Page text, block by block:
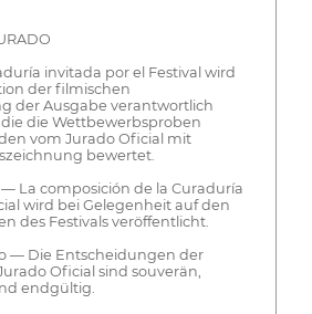
invitada por el Festival wird
der filmischen
der Ausgabe verantwortlich
die die Wettbewerbsproben
vom Jurado Oficial mit
bewertet.
La composición de la Curaduría
wird bei Gelegenheit auf den
des Festivals veröffentlicht.
— Die Entscheidungen der
Oficial sind souverän,
endgültig.